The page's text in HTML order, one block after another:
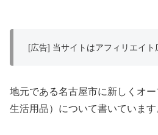
[広告] 当サイトはアフィリエイト
地元である名古屋市に新しくオ
生活用品）について書いています